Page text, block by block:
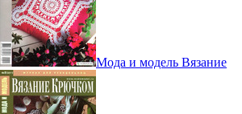
Мода и модель Вязание